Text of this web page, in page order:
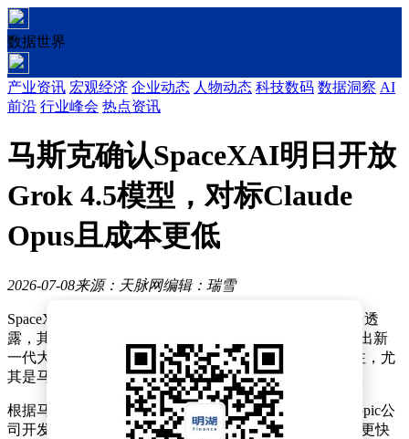
数据世界
产业资讯 宏观经济 企业动态 人物动态 科技数码 数据洞察 AI
前沿 行业峰会 热点资讯
马斯克确认SpaceXAI明日开放
Grok 4.5模型，对标Claude
Opus且成本更低
2026-07-08来源：天脉网编辑：瑞雪
SpaceX创始人兼首席执行官埃隆·马斯克近日在社交平台透
露，其旗下人工智能公司SpaceXAI计划于“明天”正式推出新
一代大语言模型Grok 4.5。这一消息引发科技界广泛关注，尤
其是马斯克强调该模型在性能与成本上均具备显著优势。
根据马斯克发布的动态，Grok 4.5的定位直接对标Anthropic公
司开发的Claude Opus级别模型，但通过技术优化实现了更快